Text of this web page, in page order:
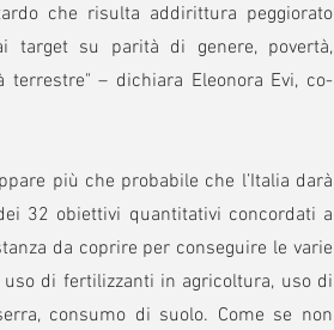
che risulta addirittura peggiorato
target su parità di genere, povertà,
terrestre" – dichiara Eleonora Evi, co-
più che probabile che l’Italia darà
32 obiettivi quantitativi concordati a
da coprire per conseguire le varie
di fertilizzanti in agricoltura, uso di
consumo di suolo. Come se non